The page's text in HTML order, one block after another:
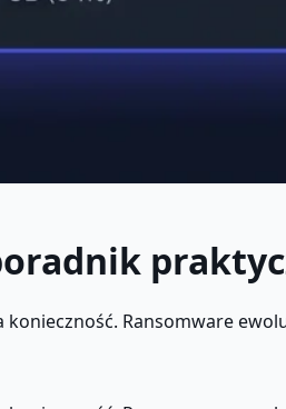
Ransomware